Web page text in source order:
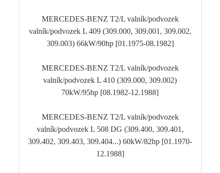
MERCEDES-BENZ T2/L valník/podvozek
valník/podvozek L 409 (309.000, 309.001, 309.002,
309.003) 66kW/90hp [01.1975-08.1982]
MERCEDES-BENZ T2/L valník/podvozek
valník/podvozek L 410 (309.000, 309.002)
70kW/95hp [08.1982-12.1988]
MERCEDES-BENZ T2/L valník/podvozek
valník/podvozek L 508 DG (309.400, 309.401,
309.402, 309.403, 309.404...) 60kW/82hp [01.1970-
12.1988]